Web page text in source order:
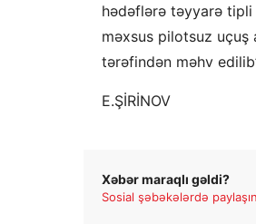
hədəflərə təyyarə tipli
məxsus pilotsuz uçuş
tərəfindən məhv
E.ŞİRİNOV
Xəbər maraqlı gəldi?
Sosial şəbəkələrdə paylaşın